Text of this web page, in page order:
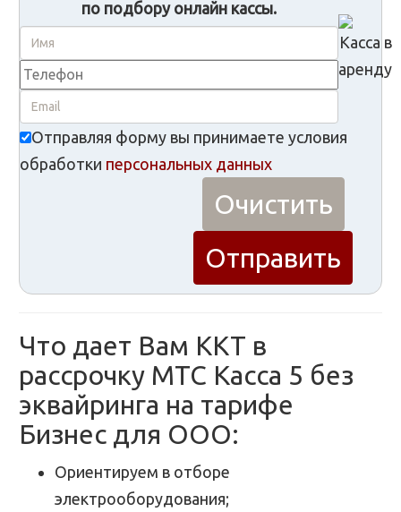
по подбору онлайн кассы.
Отправляя форму вы принимаете условия
обработки персональных данных
Что дает Вам ККТ в
рассрочку МТС Касса 5 без
эквайринга на тарифе
Бизнес для ООО:
Ориентируем в отборе
электрооборудования;